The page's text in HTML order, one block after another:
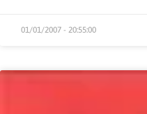
01/01/2007 - 20:55:00